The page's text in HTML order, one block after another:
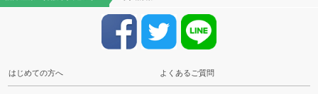
はじめての方へ よくあるご質問